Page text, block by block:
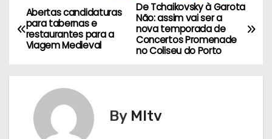
N
a
De Tchaikovsky à Garota
Não: assim vai ser a
nova temporada de
Concertos Promenade
no Coliseu do Porto
Abertas candidaturas
para tabernas e
restaurantes para a
Viagem Medieval
By MItv